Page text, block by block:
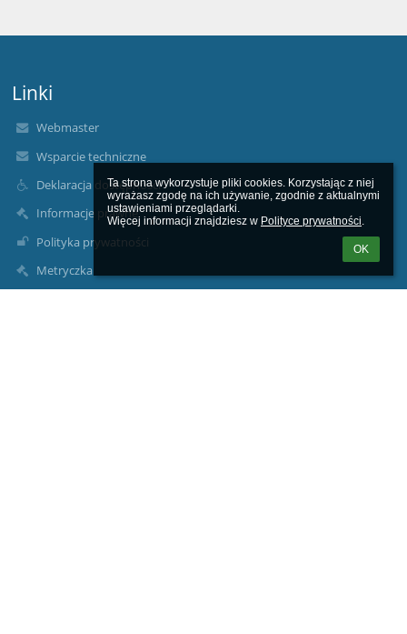
Ta strona wykorzystuje pliki cookies. Korzystając z niej
wyrażasz zgodę na ich używanie, zgodnie z aktualnymi
ustawieniami przeglądarki.
Więcej informacji znajdziesz w Polityce prywatności.
OK
Linki
Webmaster
Wsparcie techniczne
Deklaracja dostępności
Informacje prawne
Polityka prywatności
Metryczka